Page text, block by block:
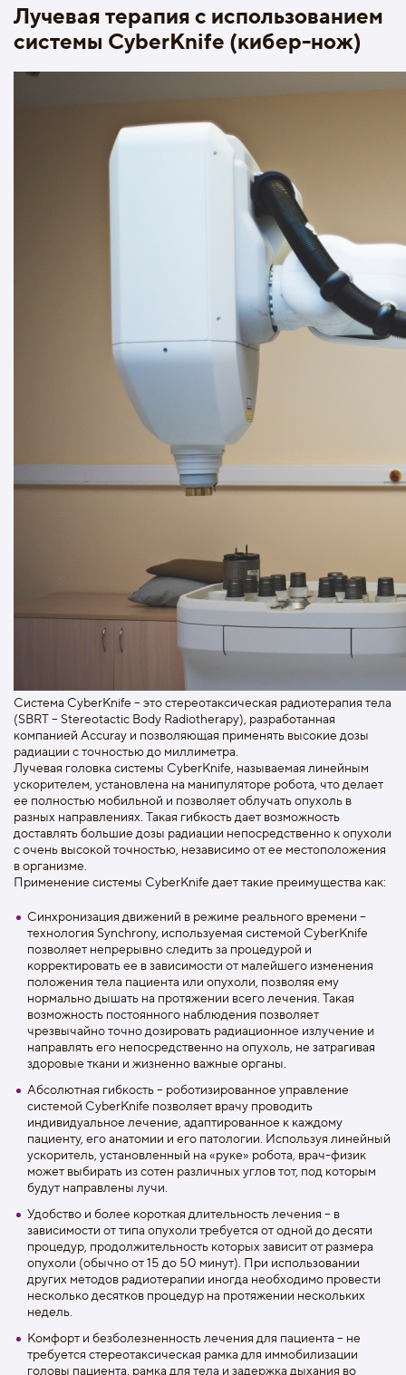
Лучевая терапия с использованием
системы CyberKnife (кибер-нож)
Система CyberKnife – это стереотаксическая радиотерапия тела
(SBRT – Stereotactic Body Radiotherapy), разработанная
компанией Accuray и позволяющая применять высокие дозы
радиации с точностью до миллиметра.
Лучевая головка системы CyberKnife, называемая линейным
ускорителем, установлена на манипуляторе робота, что делает
ее полностью мобильной и позволяет облучать опухоль в
разных направлениях. Такая гибкость дает возможность
доставлять большие дозы радиации непосредственно к опухоли
с очень высокой точностью, независимо от ее местоположения
в организме.
Применение системы CyberKnife дает такие преимущества как:
Синхронизация движений в режиме реального времени –
технология Synchrony, используемая системой CyberKnife
позволяет непрерывно следить за процедурой и
корректировать ее в зависимости от малейшего изменения
положения тела пациента или опухоли, позволяя ему
нормально дышать на протяжении всего лечения. Такая
возможность постоянного наблюдения позволяет
чрезвычайно точно дозировать радиационное излучение и
направлять его непосредственно на опухоль, не затрагивая
здоровые ткани и жизненно важные органы.
Абсолютная гибкость – роботизированное управление
системой CyberKnife позволяет врачу проводить
индивидуальное лечение, адаптированное к каждому
пациенту, его анатомии и его патологии. Используя линейный
ускоритель, установленный на «руке» робота, врач-физик
может выбирать из сотен различных углов тот, под которым
будут направлены лучи.
Удобство и более короткая длительность лечения – в
зависимости от типа опухоли требуется от одной до десяти
процедур, продолжительность которых зависит от размера
опухоли (обычно от 15 до 50 минут). При использовании
других методов радиотерапии иногда необходимо провести
несколько десятков процедур на протяжении нескольких
недель.
Комфорт и безболезненность лечения для пациента – не
требуется стереотаксическая рамка для иммобилизации
головы пациента, рамка для тела и задержка дыхания во